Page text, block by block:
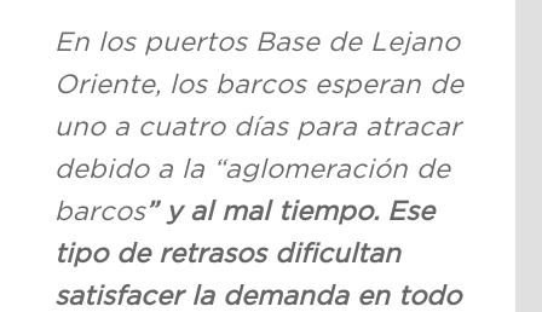
En los puertos Base de Lejano
Oriente, los barcos esperan de
uno a cuatro días para atracar
debido a la “aglomeración de
barcos” y al mal tiempo. Ese
tipo de retrasos dificultan
satisfacer la demanda en todo